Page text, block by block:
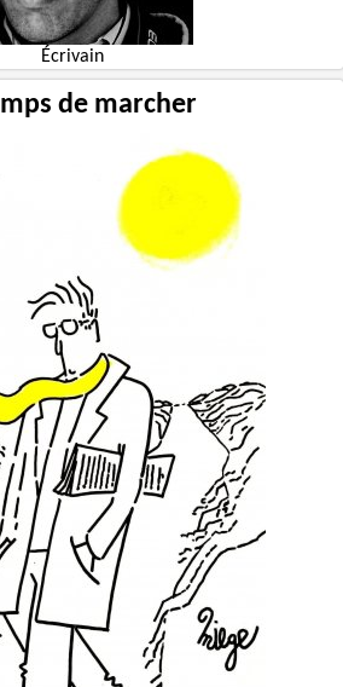
Écrivain
de marcher